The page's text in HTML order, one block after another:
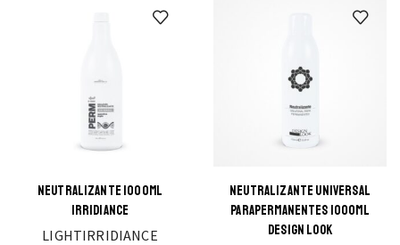
NEUTRALIZANTE 1000ML
IRRIDIANCE
LIGHTIRRIDIANCE
NEUTRALIZANTE UNIVERSAL
PARAPERMANENTES 1000ML
DESIGN LOOK